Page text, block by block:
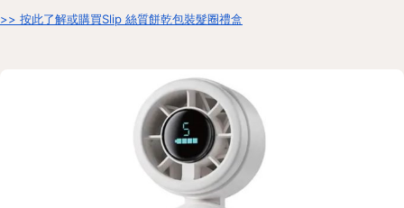
>> 按此了解或購買Slip 絲質餅乾包裝髮圈禮盒